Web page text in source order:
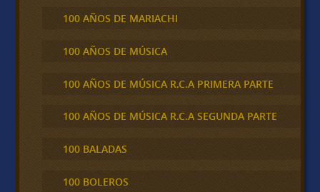
100 AÑOS DE MARIACHI
100 AÑOS DE MÚSICA
100 AÑOS DE MÚSICA R.C.A PRIMERA PARTE
100 AÑOS DE MÚSICA R.C.A SEGUNDA PARTE
100 BALADAS
100 BOLEROS